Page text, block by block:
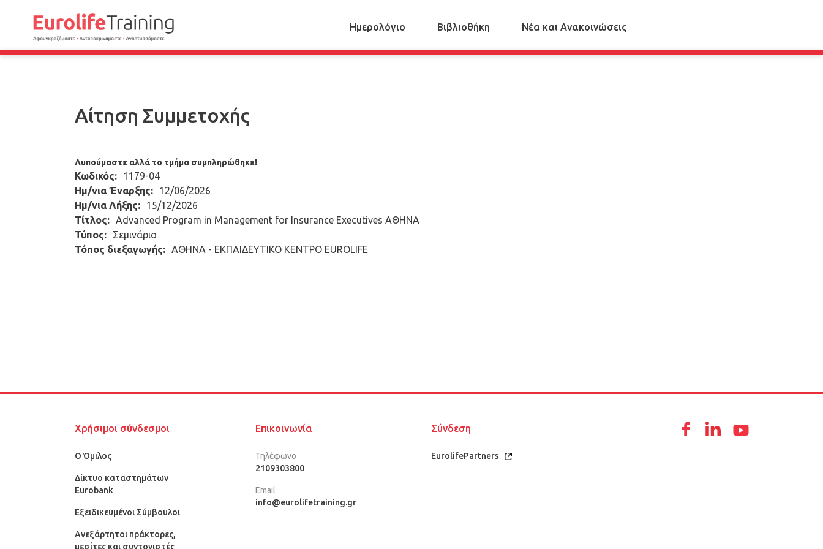
Ημερολόγιο Βιβλιοθήκη Nέα και Ανακοινώσεις
Αίτηση Συμμετοχής
Λυπούμαστε αλλά το τμήμα συμπληρώθηκε!
Κωδικός:
1179-04
Ημ/νια Έναρξης:
12/06/2026
Ημ/νια Λήξης:
15/12/2026
Τίτλος: Advanced Program in Management for Insurance Executives ΑΘΗΝΑ
Τύπος:
Σεμινάριο
Τόπος διεξαγωγής: AΘΗΝΑ - ΕΚΠΑΙΔΕΥΤΙΚΟ ΚΕΝΤΡΟ EUROLIFE
Χρήσιμοι σύνδεσμοι
Ο Όμιλος
Δίκτυο καταστημάτων
Eurobank
Εξειδικευμένοι Σύμβουλοι
Ανεξάρτητοι πράκτορες,
μεσίτες και συντονιστές
Επικοινωνία
Τηλέφωνο
2109303800
Email
info@eurolifetraining.gr
Σύνδεση
EurolifePartners